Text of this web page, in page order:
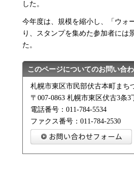
した。
今年度は、規模を縮小し、「ウォ
り、スタンプを集めた参加者には
た。
このページについてのお問い合
札幌市東区市民部伏古本町まち
〒007-0863 札幌市東区伏古3条3
電話番号：011-784-5534
ファクス番号：011-784-2530